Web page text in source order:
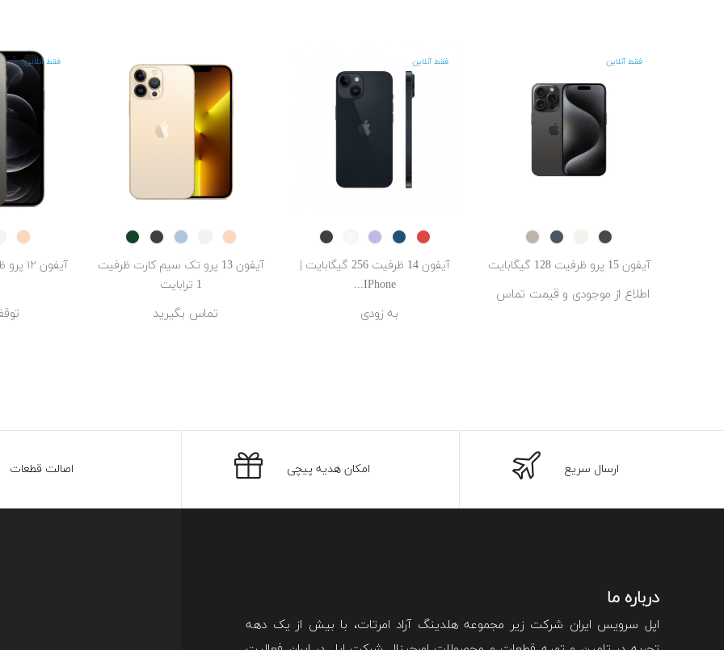
فقط آنلاین
Black
White
Blue
Natural
آیفون 15 پرو ظرفیت 128 گیگابایت
اطلاع از موجودی و قیمت تماس
فقط آنلاین
RED
Blue
Purple
Starlight
Midnight
آیفون 14 ظرفیت 256 گیگابایت |
IPhone...
به زودی
GOLD
SILVER
Sierra
Midnight
Alpine
آیفون 13 پرو تک سیم کارت ظرفیت
1 ترابایت
تماس بگیرید
فقط آنلاین
GOLD
ارسال سریع امکان هدیه پیچی اصالت قطعات
درباره ما
اپل سرویس ایران شرکت زیر مجموعه هلدینگ آراد امرتات، با بیش از یک دهه